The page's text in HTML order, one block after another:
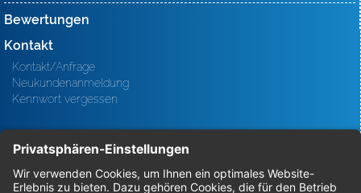
Bewertungen
Kontakt
Kontakt/Anfrage
Neukundenanmeldung
Kennwort vergessen